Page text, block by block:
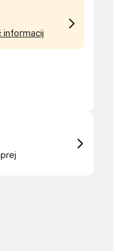
informacij